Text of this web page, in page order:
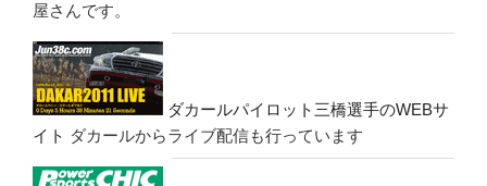
屋さんです。
ダカールパイロット三橋選手のWEBサ
イト ダカールからライブ配信も行っています